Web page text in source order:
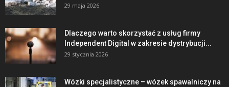
29 maja 2026
Dlaczego warto skorzystać z usług firmy
Independent Digital w zakresie dystrybucji...
29 stycznia 2026
Wózki specjalistyczne – wózek spawalniczy na